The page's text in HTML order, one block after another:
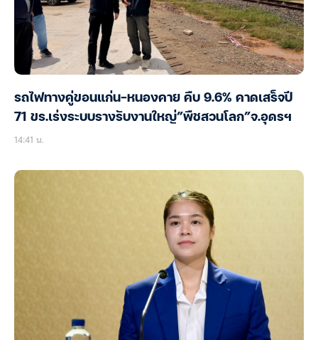
รถไฟทางคู่ขอนแก่น-หนองคาย คืบ 9.6% คาดเสร็จปี
71 ขร.เร่งระบบรางรับงานใหญ่”พืชสวนโลก”จ.อุดรฯ
14:41 น.